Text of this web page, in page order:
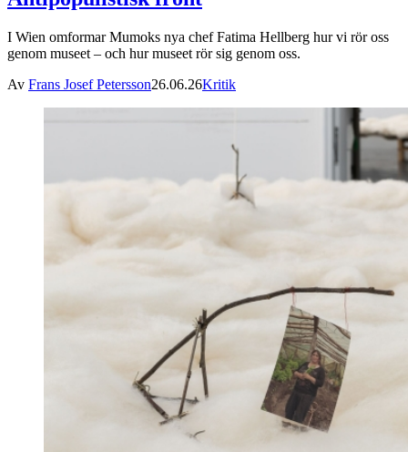
I Wien omformar Mumoks nya chef Fatima Hellberg hur vi rör oss
genom museet – och hur museet rör sig genom oss.
Av Frans Josef Petersson26.06.26Kritik